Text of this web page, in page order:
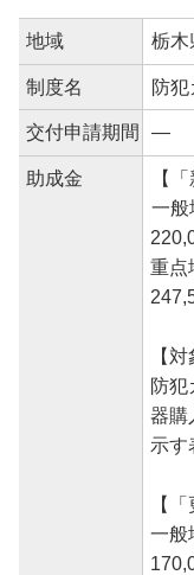
地域 栃木
制度名 防
交付申請期間 ―
助成金
【
一般
重点
【
防犯
器購
示す
【
一般